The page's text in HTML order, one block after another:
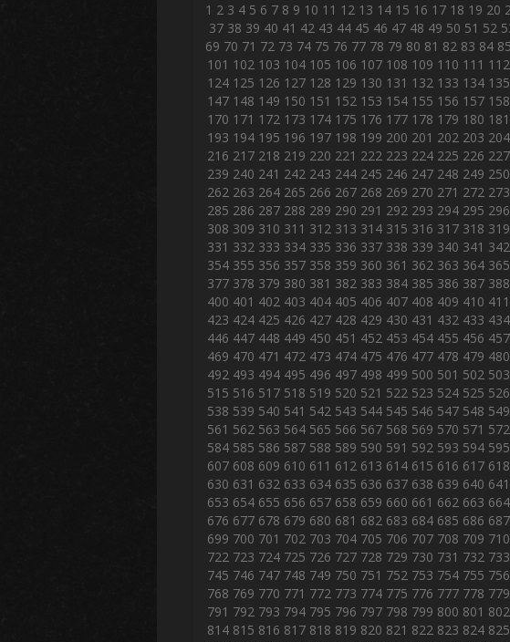
1 2 3 4 5 6 7 8 9 10 11 12 13 14 15 16 17 18 19 20
37 38 39 40 41 42 43 44 45 46 47 48 49 50 51 52
69 70 71 72 73 74 75 76 77 78 79 80 81 82 83 84 85
101 102 103 104 105 106 107 108 109 110 111 112
124 125 126 127 128 129 130 131 132 133 134 135
147 148 149 150 151 152 153 154 155 156 157 158
170 171 172 173 174 175 176 177 178 179 180 181
193 194 195 196 197 198 199 200 201 202 203 204
216 217 218 219 220 221 222 223 224 225 226 227
239 240 241 242 243 244 245 246 247 248 249 250
262 263 264 265 266 267 268 269 270 271 272 273
285 286 287 288 289 290 291 292 293 294 295 296
308 309 310 311 312 313 314 315 316 317 318 319
331 332 333 334 335 336 337 338 339 340 341 342
354 355 356 357 358 359 360 361 362 363 364 365
377 378 379 380 381 382 383 384 385 386 387 388
400 401 402 403 404 405 406 407 408 409 410 411
423 424 425 426 427 428 429 430 431 432 433 434
446 447 448 449 450 451 452 453 454 455 456 457
469 470 471 472 473 474 475 476 477 478 479 480
492 493 494 495 496 497 498 499 500 501 502 503
515 516 517 518 519 520 521 522 523 524 525 526
538 539 540 541 542 543 544 545 546 547 548 549
561 562 563 564 565 566 567 568 569 570 571 572
584 585 586 587 588 589 590 591 592 593 594 595
607 608 609 610 611 612 613 614 615 616 617 618
630 631 632 633 634 635 636 637 638 639 640 641
653 654 655 656 657 658 659 660 661 662 663 664
676 677 678 679 680 681 682 683 684 685 686 687
699 700 701 702 703 704 705 706 707 708 709 710
722 723 724 725 726 727 728 729 730 731 732 733
745 746 747 748 749 750 751 752 753 754 755 756
768 769 770 771 772 773 774 775 776 777 778 779
791 792 793 794 795 796 797 798 799 800 801 802
814 815 816 817 818 819 820 821 822 823 824 825